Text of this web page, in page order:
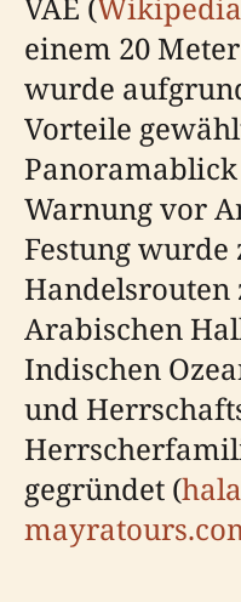
einem 20
wurde
Vorteile
Warnung vor
Festung wurde
Arabischen
Indischen
und
gegründet (